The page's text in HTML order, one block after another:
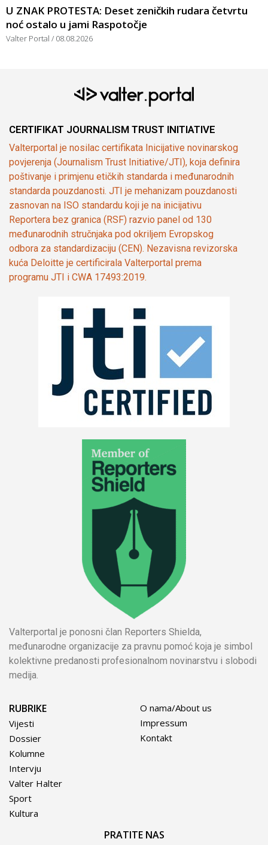
U ZNAK PROTESTA: Deset zeničkih rudara četvrtu
noć ostalo u jami Raspotočje
Valter Portal 08.08.2026
CERTIFIKAT JOURNALISM TRUST INITIATIVE
Valterportal je nosilac certifikata Inicijative novinarskog
povjerenja (Journalism Trust Initiative/JTI), koja definira
poštivanje i primjenu etičkih standarda i međunarodnih
standarda pouzdanosti. JTI je mehanizam pouzdanosti
zasnovan na ISO standardu koji je na inicijativu
Reportera bez granica (RSF) razvio panel od 130
međunarodnih stručnjaka pod okriljem Evropskog
odbora za standardizaciju (CEN). Nezavisna revizorska
kuća Deloitte je certificirala Valterportal prema
programu JTI i CWA 17493:2019.
Valterportal je ponosni član Reporters Shielda,
međunarodne organizacije za pravnu pomoć koja je simbol
kolektivne predanosti profesionalnom novinarstvu i slobodi
medija.
RUBRIKE
Vijesti
Dossier
Kolumne
Intervju
Valter Halter
Sport
Kultura
O nama/About us
Impressum
Kontakt
PRATITE NAS